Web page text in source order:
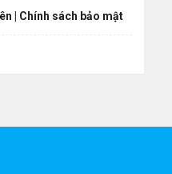
Chính sách bảo mật